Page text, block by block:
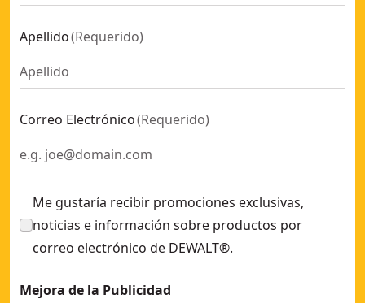
Apellido(Requerido)
Correo Electrónico(Requerido)
Me gustaría recibir promociones exclusivas,
noticias e información sobre productos por
correo electrónico de DEWALT®.
Mejora de la Publicidad